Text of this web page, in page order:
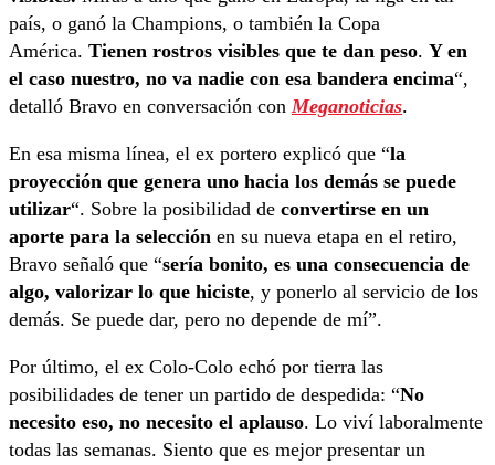
país, o ganó la Champions, o también la Copa
América. Tienen rostros visibles que te dan peso. Y en
el caso nuestro, no va nadie con esa bandera encima“,
detalló Bravo en conversación conMeganoticias.
En esa misma línea, el ex portero explicó que “la
proyección que genera uno hacia los demás se puede
utilizar“. Sobre la posibilidad de convertirse en un
aporte para la selección en su nueva etapa en el retiro,
Bravo señaló que “sería bonito, es una consecuencia de
algo, valorizar lo que hiciste, y ponerlo al servicio de los
demás. Se puede dar, pero no depende de mí”.
Por último, el ex Colo-Colo echó por tierra las
posibilidades de tener un partido de despedida: “No
necesito eso, no necesito el aplauso. Lo viví laboralmente
todas las semanas. Siento que es mejor presentar un